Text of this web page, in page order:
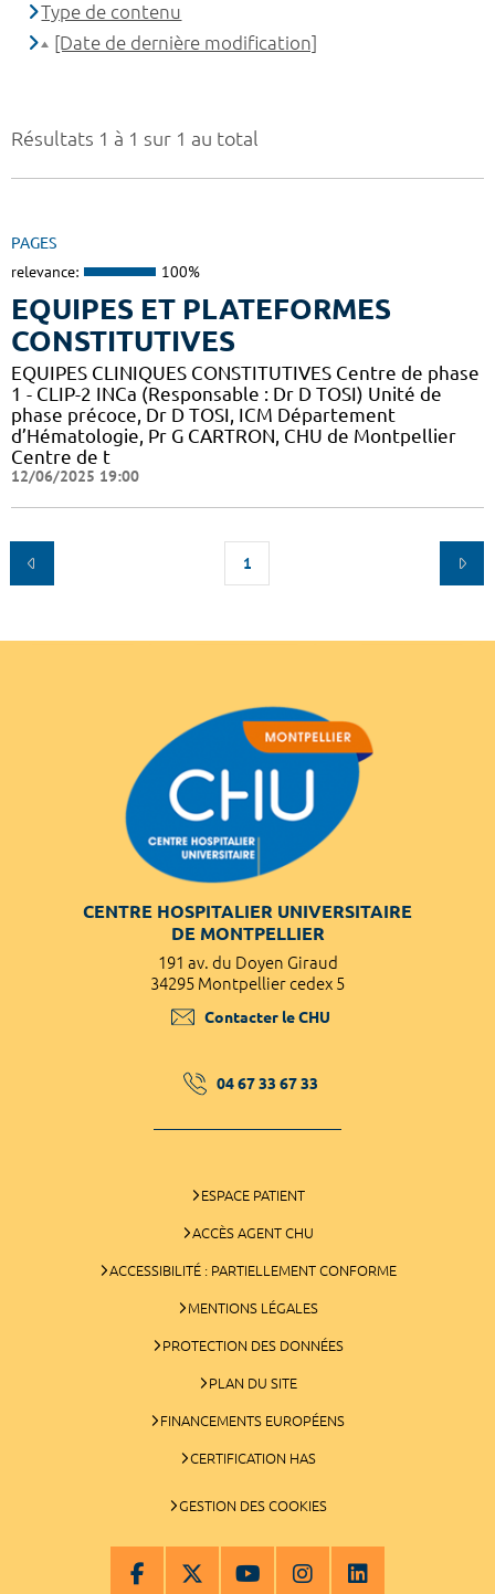
Résultats 1 à 1 sur 1 au total
PAGES
relevance: 100%
EQUIPES ET PLATEFORMES
CONSTITUTIVES
EQUIPES CLINIQUES CONSTITUTIVES Centre de phase
1 - CLIP-2 INCa (Responsable : Dr D TOSI) Unité de
phase précoce, Dr D TOSI, ICM Département
d’Hématologie, Pr G CARTRON, CHU de Montpellier
Centre de t
12/06/2025 19:00
1
Type de contenu
[Date de dernière modification]
CENTRE HOSPITALIER UNIVERSITAIRE
DE MONTPELLIER
191 av. du Doyen Giraud
34295 Montpellier cedex 5
Contacter le CHU
04 67 33 67 33
ESPACE PATIENT
ACCÈS AGENT CHU
ACCESSIBILITÉ : PARTIELLEMENT CONFORME
MENTIONS LÉGALES
PROTECTION DES DONNÉES
PLAN DU SITE
FINANCEMENTS EUROPÉENS
CERTIFICATION HAS
GESTION DES COOKIES